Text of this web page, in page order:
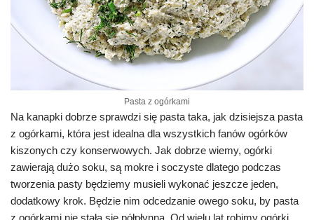
Pasta z ogórkami
Na kanapki dobrze sprawdzi się pasta taka, jak dzisiejsza pasta
z ogórkami, która jest idealna dla wszystkich fanów ogórków
kiszonych czy konserwowych. Jak dobrze wiemy, ogórki
zawierają dużo soku, są mokre i soczyste dlatego podczas
tworzenia pasty będziemy musieli wykonać jeszcze jeden,
dodatkowy krok. Będzie nim odcedzanie owego soku, by pasta
z ogórkami nie stała się półpłynna. Od wielu lat robimy ogórki